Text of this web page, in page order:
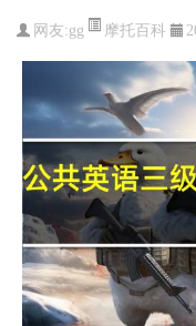
网友:gg 摩托百科